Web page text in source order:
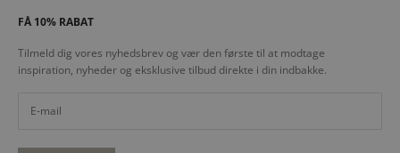
FÅ 10% RABAT
Tilmeld dig vores nyhedsbrev og vær den første til at modtage
inspiration, nyheder og eksklusive tilbud direkte i din indbakke.